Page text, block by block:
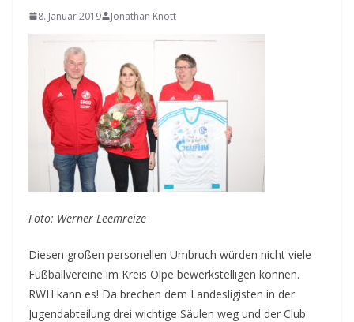
8. Januar 2019 Jonathan Knott
Foto: Werner Leemreize
Diesen großen personellen Umbruch würden nicht viele
Fußballvereine im Kreis Olpe bewerkstelligen können.
RWH kann es! Da brechen dem Landesligisten in der
Jugendabteilung drei wichtige Säulen weg und der Club